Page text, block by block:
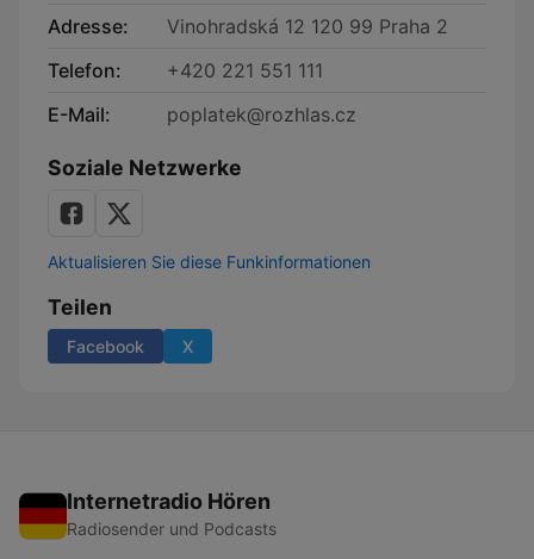
Adresse:
Vinohradská 12 120 99 Praha 2
Telefon:
+420 221 551 111
E-Mail:
poplatek@rozhlas.cz
Soziale Netzwerke
Aktualisieren Sie diese Funkinformationen
Teilen
Facebook X
Internetradio Hören
Radiosender und Podcasts